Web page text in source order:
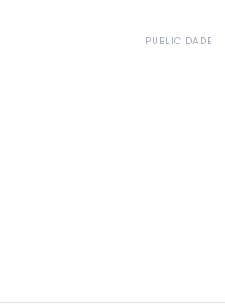
PUBLICIDADE